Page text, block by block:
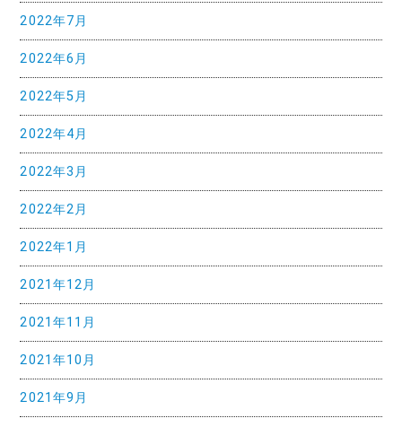
2022年7月
2022年6月
2022年5月
2022年4月
2022年3月
2022年2月
2022年1月
2021年12月
2021年11月
2021年10月
2021年9月